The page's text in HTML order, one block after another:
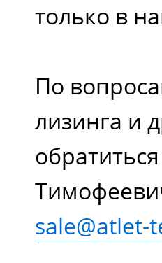
только в
По
лизинга и
sale@atlet-